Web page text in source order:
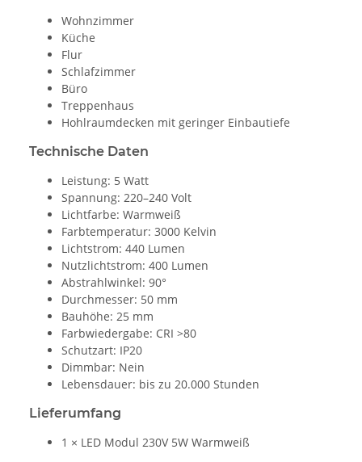
Wohnzimmer
Küche
Flur
Schlafzimmer
Büro
Treppenhaus
Hohlraumdecken mit geringer Einbautiefe
Technische Daten
Leistung: 5 Watt
Spannung: 220–240 Volt
Lichtfarbe: Warmweiß
Farbtemperatur: 3000 Kelvin
Lichtstrom: 440 Lumen
Nutzlichtstrom: 400 Lumen
Abstrahlwinkel: 90°
Durchmesser: 50 mm
Bauhöhe: 25 mm
Farbwiedergabe: CRI >80
Schutzart: IP20
Dimmbar: Nein
Lebensdauer: bis zu 20.000 Stunden
Lieferumfang
1 × LED Modul 230V 5W Warmweiß